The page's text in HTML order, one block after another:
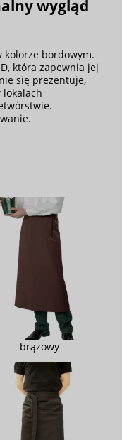
wygląd
kolorze bordowym.
która zapewnia jej
się prezentuje,
brązowy